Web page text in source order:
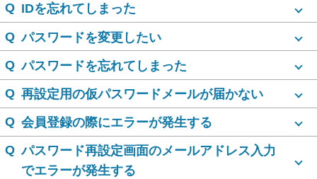
Q IDを忘れてしまった
Q パスワードを変更したい
Q パスワードを忘れてしまった
Q 再設定用の仮パスワードメールが届かない
Q 会員登録の際にエラーが発生する
Q パスワード再設定画面のメールアドレス入力
でエラーが発生する